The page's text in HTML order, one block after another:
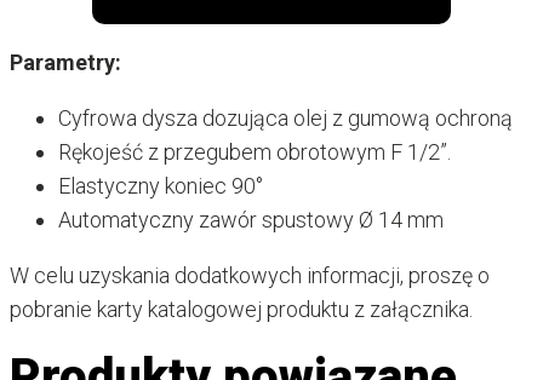
Parametry:
Cyfrowa dysza dozująca olej z gumową ochroną
Rękojeść z przegubem obrotowym F 1/2”.
Elastyczny koniec 90°
Automatyczny zawór spustowy Ø 14 mm
W celu uzyskania dodatkowych informacji, proszę o
pobranie karty katalogowej produktu z załącznika.